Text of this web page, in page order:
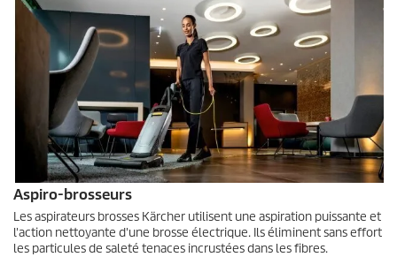
Aspiro-brosseurs
Les aspirateurs brosses Kärcher utilisent une aspiration puissante et
l'action nettoyante d'une brosse électrique. Ils éliminent sans effort
les particules de saleté tenaces incrustées dans les fibres.